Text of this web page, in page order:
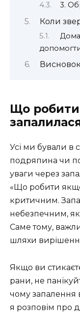
3.
Коли
Висновок
Що
Усі ми бували в
подряпина чи
уваги через
«Що робити
критичним.
небезпечним,
Саме тому,
шляхи
Якщо ви
рани, не
чому запалення
я розповім про